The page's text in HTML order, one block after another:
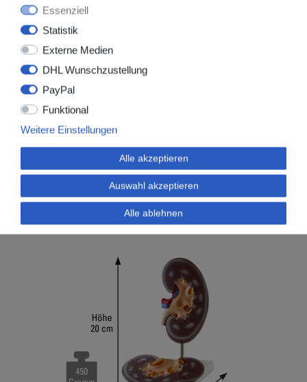
Artikel, die Ihnen ebenfalls gefallen könnten:
Essenziell
Statistik
Externe Medien
DHL Wunschzustellung
PayPal
Funktional
Weitere Einstellungen
Alle akzeptieren
Auswahl akzeptieren
Alle ablehnen